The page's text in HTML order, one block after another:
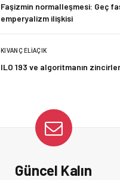
Faşizmin normalleşmesi: Geç
emperyalizm ilişkisi
KIVANÇ ELIAÇIK
ILO 193 ve algoritmanın
Güncel Kalın